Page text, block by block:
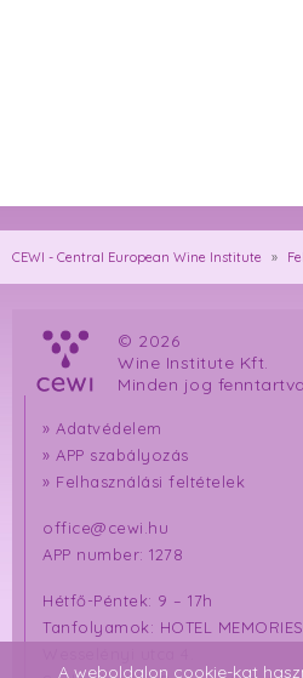
CEWI - Central European Wine Institute »
© 2026
Wine Institute Kft.
Minden jog
» Adatvédelem
» APP szabályozás
» Felhasználási feltételek
office@cewi.hu
APP number: 1278
Hétfő-Péntek: 9 – 17h
Tanfolyamok: HOTEL
A weboldalon cookie-kat